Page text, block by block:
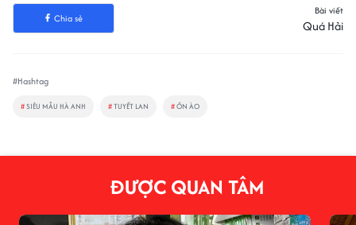
Chia sẻ
Bài viết
Quá Hải
#Hashtag
#SIÊU MẪU HÀ ANH #TUYẾT LAN #ỒN ÀO
ĐƯỢC QUAN TÂM